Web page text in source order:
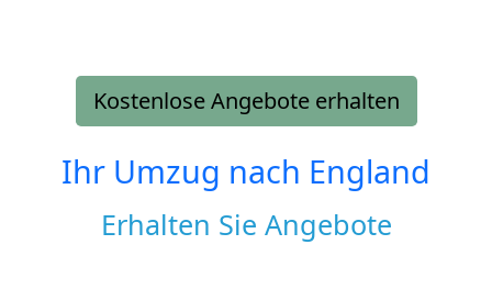
Kostenlose Angebote erhalten
Ihr Umzug nach England
Erhalten Sie Angebote